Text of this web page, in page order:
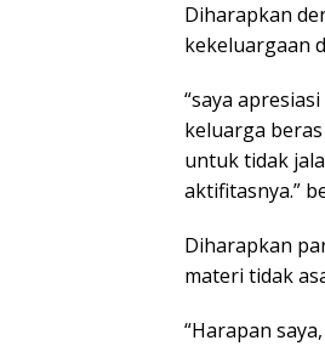
Diharapkan
kekeluargaan
“saya
keluarga
untuk tidak
aktifitasnya.”
Diharapkan
materi tidak
“Harapan